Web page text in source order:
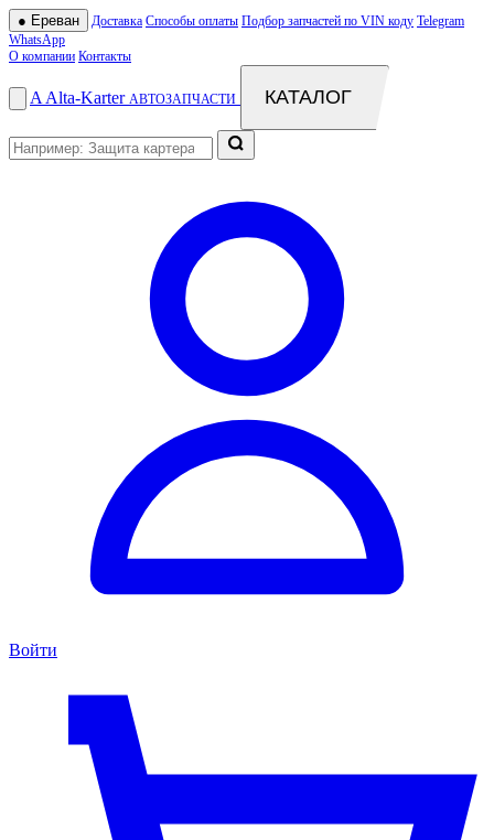
● Ереван Доставка Способы оплаты Подбор запчастей по VIN коду Telegram
WhatsApp
О компании Контакты
A Alta-Karter АВТОЗАПЧАСТИ КАТАЛОГ
Войти